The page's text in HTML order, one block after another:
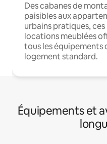
Des cabanes de
paisibles aux
urbains pratiques, ces
locations meublées
tous les équipements
logement standard.
Équipements et